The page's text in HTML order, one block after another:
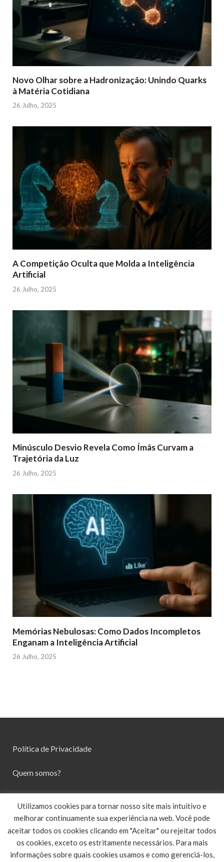
Novo Olhar sobre a Hadronização: Unindo Quarks
à Matéria Cotidiana
26 Julho, 2025
A Competição Oculta que Molda a Inteligência
Artificial
26 Julho, 2025
Minúsculo Desvio Revela Como Ímãs Curvam a
Trajetória da Luz
26 Julho, 2025
Memórias Nebulosas: Como Dados Incompletos
Enganam a Inteligência Artificial
26 Julho, 2025
Política de Privacidade
Quem somos?
Contato
Utilizamos cookies para tornar nosso site mais intuitivo e
melhorar continuamente sua experiência na web. Você pode
aceitar todos os cookies clicando em "Aceitar" ou rejeitar todos
os cookies, exceto os estritamente necessários. Para mais
informações sobre quais cookies usamos e como gerenciá-los,